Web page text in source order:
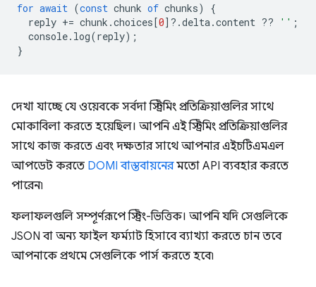
for await (const chunk of chunks)
{
reply += chunk .choices[0] ? .delta.content ?? '' ;
console. log(reply);
}
দেখা যাচ্ছে যে ওয়েবকে সর্বদা স্ট্রিমিং প্রতিক্রিয়াগুলির সাথে
মোকাবিলা করতে হয়েছিল। আপনি এই স্ট্রিমিং প্রতিক্রিয়াগুলির
সাথে কাজ করতে এবং দক্ষতার সাথে আপনার এইচটিএমএল
আপডেট করতে DOMI বাস্তবায়নেরমতো API ব্যবহার করতে
পারেন৷
ফলাফলগুলি সম্পূর্ণরূপে স্ট্রিং-ভিত্তিক। আপনি যদি সেগুলিকে
JSON বা অন্য ফাইল ফর্ম্যাট হিসাবে ব্যাখ্যা করতে চান তবে
আপনাকে প্রথমে সেগুলিকে পার্স করতে হবে৷